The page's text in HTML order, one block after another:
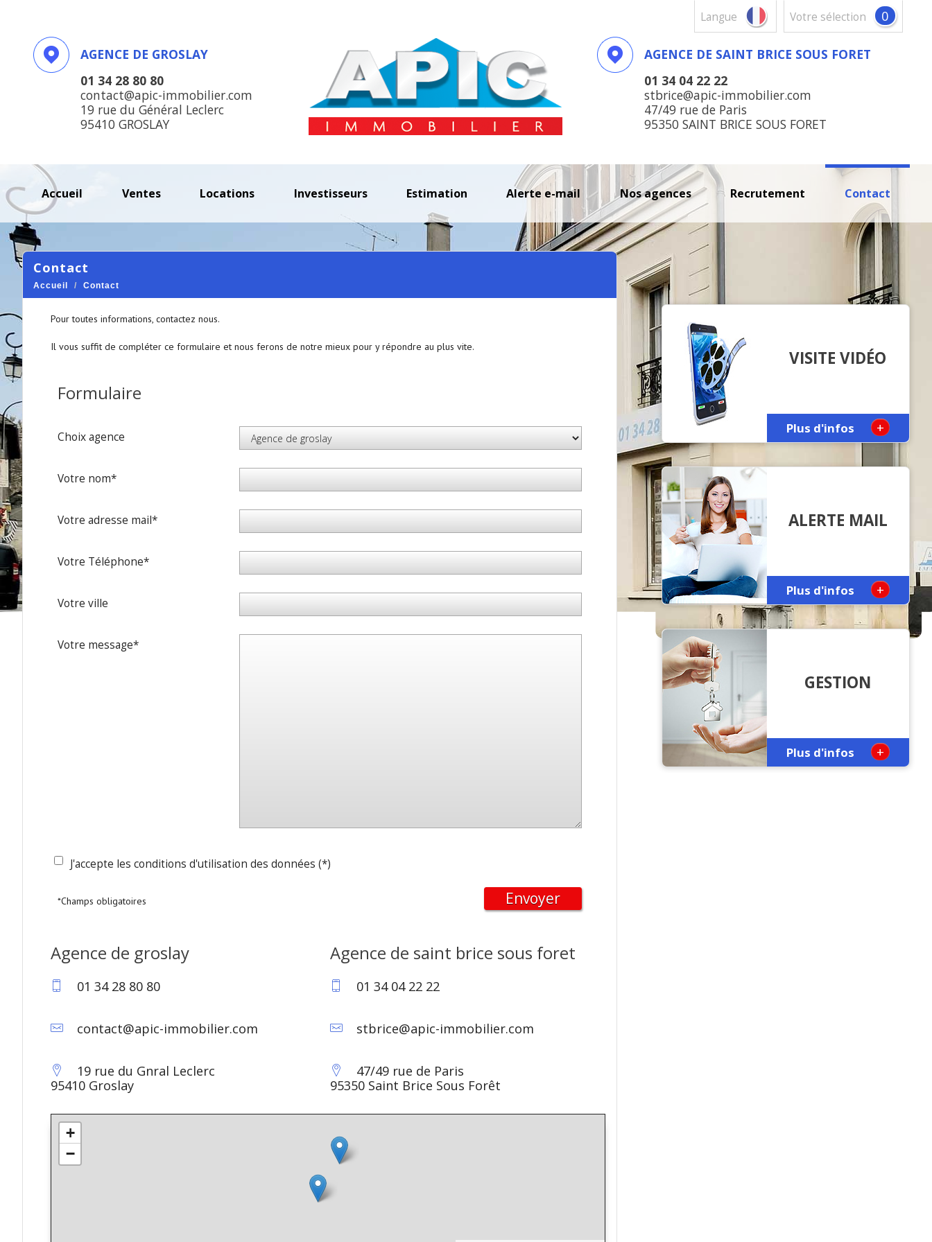
votre sélection 0
Langue
AGENCE DE GROSLAY
01 34 28 80 80
contact@apic-immobilier.com
19 rue du Général Leclerc
95410 GROSLAY
AGENCE DE SAINT BRICE SOUS FORET
01 34 04 22 22
stbrice@apic-immobilier.com
47/49 rue de Paris
95350 SAINT BRICE SOUS FORET
accueil ventes locations investisseurs estimation alerte e-mail nos agences recrutement contact
contact
Accueil Contact
Pour toutes informations, contactez nous.
Il vous suffit de compléter ce formulaire et nous ferons de notre mieux pour y répondre au plus vite.
Formulaire
Choix agence
Votre nom*
Votre adresse mail*
Votre Téléphone*
Votre ville
Votre message*
J'accepte les conditions d'utilisation des données (*)
Envoyer
*Champs obligatoires
Agence de groslay
01 34 28 80 80
contact@apic-immobilier.com
19 rue du Gnral Leclerc
95410 Groslay
+
−
Agence de saint brice sous foret
01 34 04 22 22
stbrice@apic-immobilier.com
47/49 rue de Paris
95350 Saint Brice Sous Forêt
VISITE VIDÉO
Plus d'infos +
ALERTE MAIL
Plus d'infos +
GESTION
Plus d'infos +